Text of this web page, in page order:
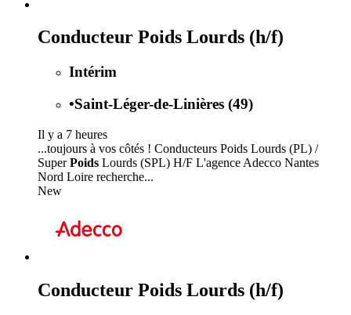
Conducteur Poids Lourds (h/f)
Intérim
•Saint-Léger-de-Linières (49)
Il y a 7 heures
...toujours à vos côtés ! Conducteurs Poids Lourds (PL) /
SuperPoids Lourds (SPL) H/F L'agence Adecco Nantes
Nord Loire recherche...
New
Conducteur Poids Lourds (h/f)